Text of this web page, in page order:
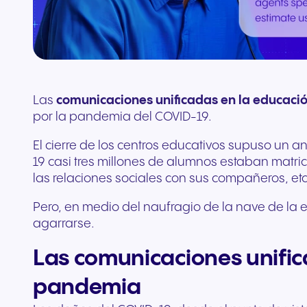
complementos
Conecta equipos y CRM
Las comunicaciones unificadas en la
por la pandemia del COVID-19.
El cierre de los centros educativos supuso un
19 casi tres millones de alumnos estaban
las relaciones sociales con sus compañeros,
Pero, en medio del naufragio de la nave de la
agarrarse.
Las comunicaciones
pandemia